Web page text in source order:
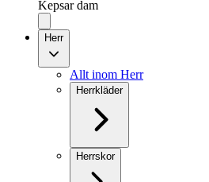
Kepsar dam
Herr
Allt inom Herr
Herrkläder
Herrskor